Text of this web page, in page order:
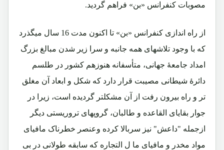
مصوبات کنفرانس «بن» فراهم گردید.
از راه اندازی کنفرانس «بن» تا اکنون مدت 16 سال میگذرد
که با وجود تلاشهای همه جانبه و سرا زیر شدن مبالغ بزرگ
امداد جامعۀ جهانی، متأسفانه هنوزهم کشور در طلسم
دائرۀ شیطانی مصیبت قرار دارد که شکل و ابعاد آن مغلق
تر و راه بیرون رفت از آن مشکلتر گردیده است، زیرا در
جوار بقایای القاعده و طالبان، گروپهای تروریستی دیگر
ازجمله "داعش" نیز سربالا کرده وعنصر خطرناک مافیای
مواد مخدر و مافیای ما ل التجاره که سابقه طولانی در بی